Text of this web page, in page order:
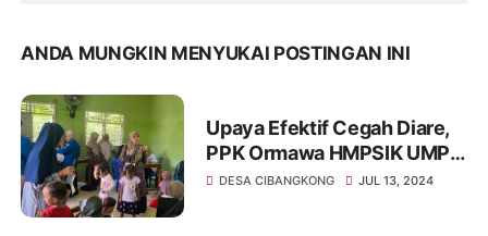
ANDA MUNGKIN MENYUKAI POSTINGAN INI
Upaya Efektif Cegah Diare,
PPK Ormawa HMPSIK UMP
Gelar Penyuluhan di Desa
DESA CIBANGKONG JUL 13, 2024